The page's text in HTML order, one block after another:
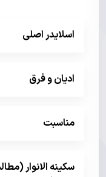
اسلایدر اصلی
ادیان و فرق
مناسبت
سکینه الانوار